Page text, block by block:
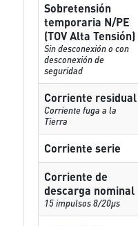
Sobretensión
temporaria N/PE
(TOV Alta Tensión)
Sin desconexión o con
desconexión de
seguridad
Corriente residual
Corriente fuga a la
Tierra
Corriente serie
Corriente de
descarga nominal
15 impulsos 8/20µs